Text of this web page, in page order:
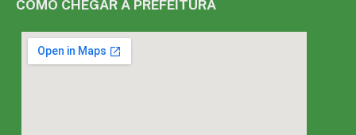
COMO CHEGAR À PREFEITURA